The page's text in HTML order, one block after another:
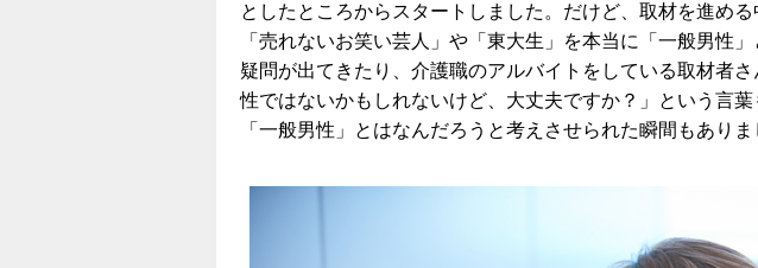
としたところからスタートしました。だけど、取材を進め
「売れないお笑い芸人」や「東大生」を本当に「一般男性
疑問が出てきたり、介護職のアルバイトをしている取材者
性ではないかもしれないけど、大丈夫ですか？」という言葉
「一般男性」とはなんだろうと考えさせられた瞬間もありま